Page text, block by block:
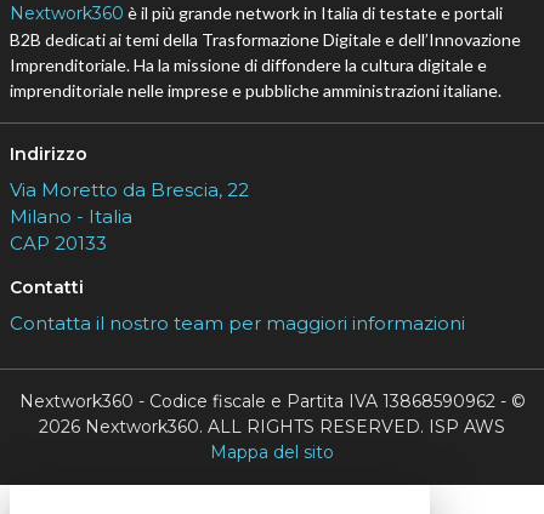
Nextwork360 è il più grande network in Italia di testate e portali
B2B dedicati ai temi della Trasformazione Digitale e dell’Innovazione
Imprenditoriale. Ha la missione di diffondere la cultura digitale e
imprenditoriale nelle imprese e pubbliche amministrazioni italiane.
Indirizzo
Via Moretto da Brescia, 22
Milano - Italia
CAP 20133
Contatti
Contatta il nostro team per maggiori informazioni
Nextwork360 - Codice fiscale e Partita IVA 13868590962 - ©
2026 Nextwork360. ALL RIGHTS RESERVED. ISP AWS
Mappa del sito